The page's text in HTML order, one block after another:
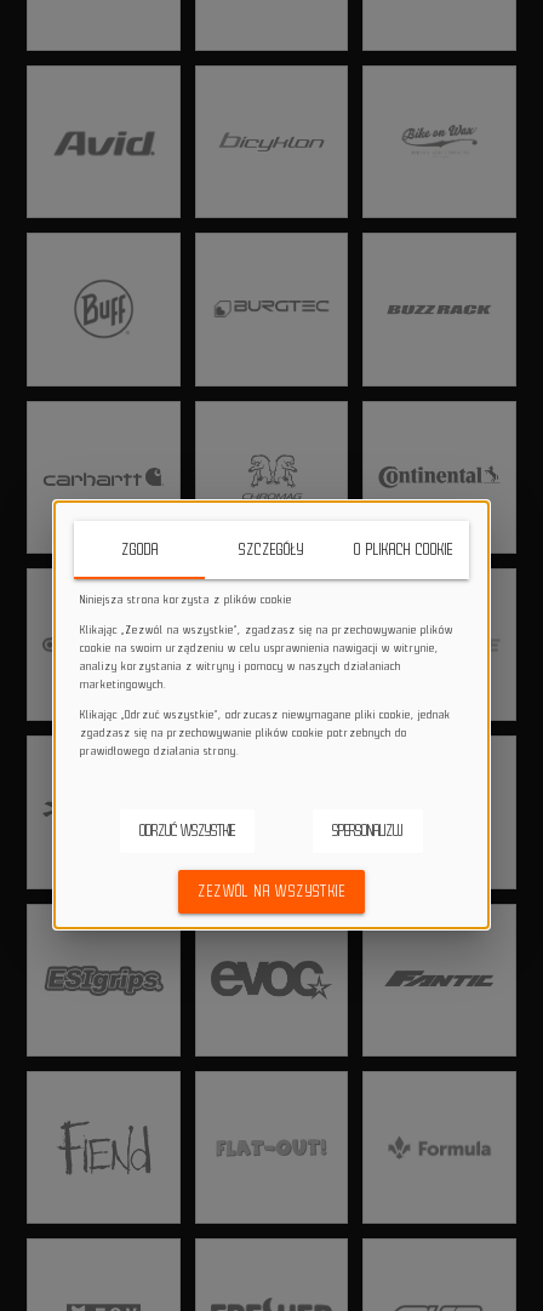
ZGODA SZCZEGÓŁY O PLIKACH COOKIE
Niniejsza strona korzysta z plików cookie
Klikając „Zezwól na wszystkie”, zgadzasz się na przechowywanie plików
cookie na swoim urządzeniu w celu usprawnienia nawigacji w witrynie,
analizy korzystania z witryny i pomocy w naszych działaniach
marketingowych.
Klikając „Odrzuć wszystkie”, odrzucasz niewymagane pliki cookie, jednak
zgadzasz się na przechowywanie plików cookie potrzebnych do
prawidłowego działania strony.
ODRZUĆ WSZYSTKIE SPERSONALIZUJ
ZEZWÓL NA WSZYSTKIE